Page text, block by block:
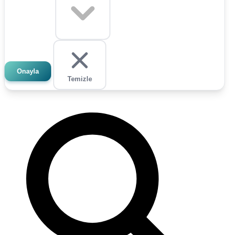
Onayla
Temizle